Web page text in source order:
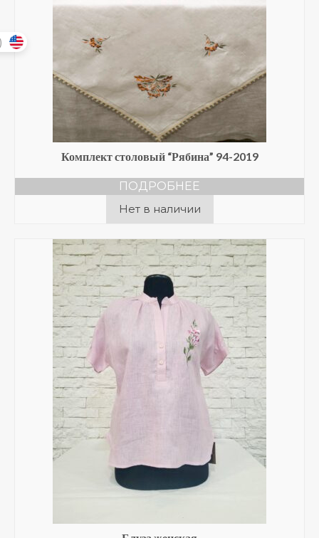
Комплект столовый “Рябина” 94-2019
ПОДРОБНЕЕ
Нет в наличии